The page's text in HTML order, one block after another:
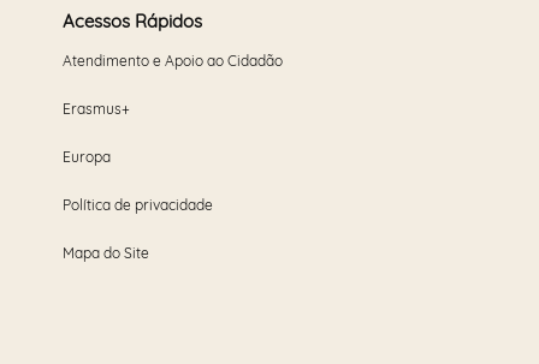
Acessos Rápidos
Atendimento e Apoio ao Cidadão
Erasmus+
Europa
Política de privacidade
Mapa do Site